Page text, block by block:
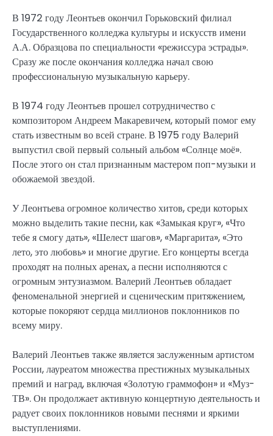
В 1972 году Леонтьев окончил Горьковский филиал
Государственного колледжа культуры и искусств имени
А.А. Образцова по специальности «режиссура эстрады».
Сразу же после окончания колледжа начал свою
профессиональную музыкальную карьеру.
В 1974 году Леонтьев прошел сотрудничество с
композитором Андреем Макаревичем, который помог ему
стать известным во всей стране. В 1975 году Валерий
выпустил свой первый сольный альбом «Солнце моё».
После этого он стал признанным мастером поп-музыки и
обожаемой звездой.
У Леонтьева огромное количество хитов, среди которых
можно выделить такие песни, как «Замыкая круг», «Что
тебе я смогу дать», «Шелест шагов», «Маргарита», «Это
лето, это любовь» и многие другие. Его концерты всегда
проходят на полных аренах, а песни исполняются с
огромным энтузиазмом. Валерий Леонтьев обладает
феноменальной энергией и сценическим притяжением,
которые покоряют сердца миллионов поклонников по
всему миру.
Валерий Леонтьев также является заслуженным артистом
России, лауреатом множества престижных музыкальных
премий и наград, включая «Золотую граммофон» и «Муз-
ТВ». Он продолжает активную концертную деятельность и
радует своих поклонников новыми песнями и яркими
выступлениями.